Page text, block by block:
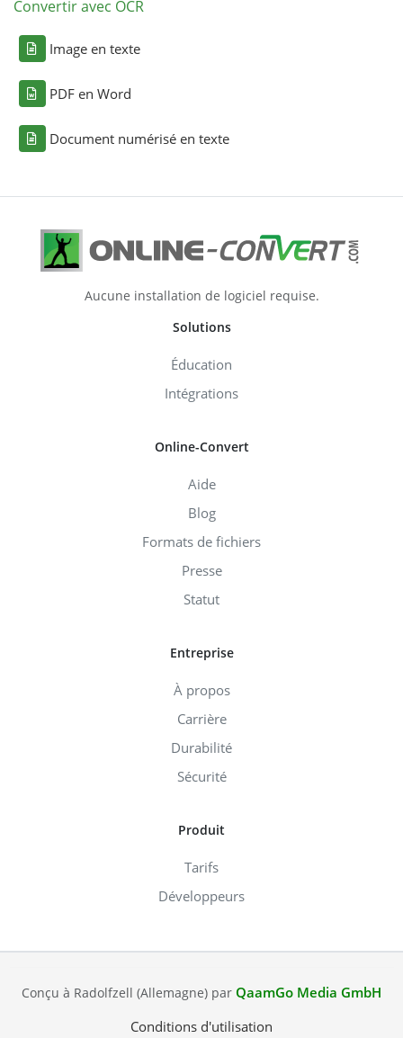
Convertir avec OCR
Image en texte
PDF en Word
Document numérisé en texte
Aucune installation de logiciel requise.
Solutions
Éducation
Intégrations
Online-Convert
Aide
Blog
Formats de fichiers
Presse
Statut
Entreprise
À propos
Carrière
Durabilité
Sécurité
Produit
Tarifs
Développeurs
Conçu à Radolfzell (Allemagne) par QaamGo Media GmbH
Conditions d'utilisation